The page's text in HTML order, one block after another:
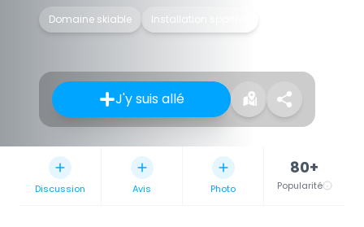
Domaine skiable Installation sportive
J'y suis allé
Discussion Avis Photo
80+
Popularité